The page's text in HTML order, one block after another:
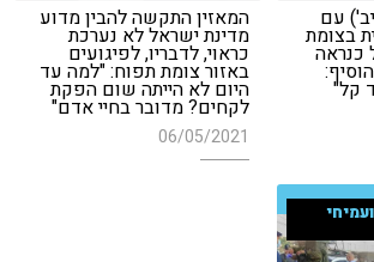
עם
בצומת
כנראה
קל"
המאזין התקשה להבין מדוע
מדינת ישראל לא נערכת
כראוי, לדבריו, לפיגועים
באזור צומת תפוח: "למה עד
היום לא הייתה שום הפקת
לקחים? מדובר בחיי אדם"
06/05/2021